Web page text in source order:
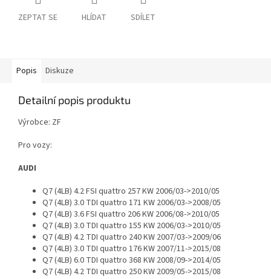
ZEPTAT SE HLÍDAT SDÍLET
Popis Diskuze
Detailní popis produktu
Výrobce: ZF
Pro vozy:
AUDI
Q7 (4LB) 4.2 FSI quattro 257 KW 2006/03->2010/05
Q7 (4LB) 3.0 TDI quattro 171 KW 2006/03->2008/05
Q7 (4LB) 3.6 FSI quattro 206 KW 2006/08->2010/05
Q7 (4LB) 3.0 TDI quattro 155 KW 2006/03->2010/05
Q7 (4LB) 4.2 TDI quattro 240 KW 2007/03->2009/06
Q7 (4LB) 3.0 TDI quattro 176 KW 2007/11->2015/08
Q7 (4LB) 6.0 TDI quattro 368 KW 2008/09->2014/05
Q7 (4LB) 4.2 TDI quattro 250 KW 2009/05->2015/08